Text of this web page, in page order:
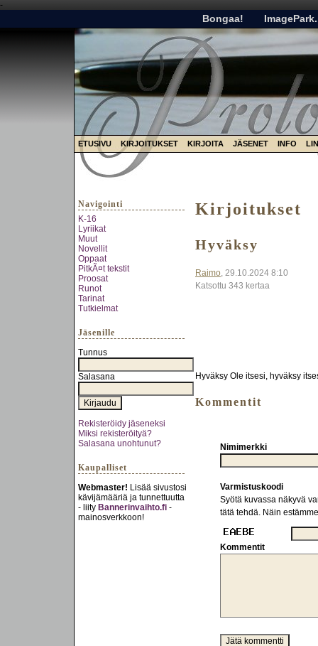
-
Bongaa!
ETUSIVU KIRJOITUKSET KIRJOITA JÄSENET INFO
Navigointi
K-16
Lyriikat
Muut
Novellit
Oppaat
PitkÃ¤t tekstit
Proosat
Runot
Tarinat
Tutkielmat
Jäsenille
Tunnus
Salasana
Rekisteröidy jäseneksi
Miksi rekisteröityä?
Salasana unohtunut?
Kaupalliset
Webmaster! Lisää sivustosi
kävijämääriä ja tunnettuutta
- liity Bannerinvaihto.fi -
mainosverkkoon!
Kirjoitukset
Hyväksy
Raimo, 29.10.2024 8:10
Katsottu 343 kertaa
Hyväksy Ole itsesi, hyväksy
Kommentit
Nimimerkki
Varmistuskoodi
Syötä kuvassa näkyvä
tätä tehdä. Näin
Kommentit